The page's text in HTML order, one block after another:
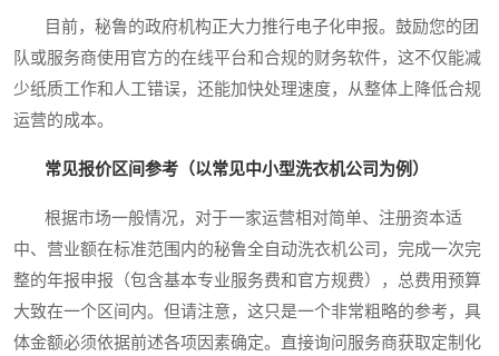
目前，秘鲁的政府机构正大力推行电子化申报。鼓励您的团
队或服务商使用官方的在线平台和合规的财务软件，这不仅能减
少纸质工作和人工错误，还能加快处理速度，从整体上降低合规
运营的成本。
常见报价区间参考（以常见中小型洗衣机公司为例）
根据市场一般情况，对于一家运营相对简单、注册资本适
中、营业额在标准范围内的秘鲁全自动洗衣机公司，完成一次完
整的年报申报（包含基本专业服务费和官方规费），总费用预算
大致在一个区间内。但请注意，这只是一个非常粗略的参考，具
体金额必须依据前述各项因素确定。直接询问服务商获取定制化